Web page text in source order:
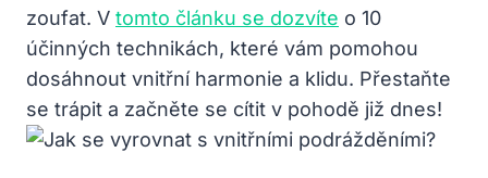
zoufat. V tomto článku se dozvíte o 10
účinných technikách, které vám pomohou
dosáhnout vnitřní harmonie a klidu. Přestaňte
se trápit a začněte se cítit v pohodě již dnes!